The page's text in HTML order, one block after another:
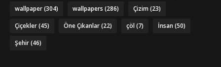
wallpaper(304) wallpapers (286) Çizim(23)
Çiçekler(45) Öne Çıkanlar(22) çöl(7) İnsan(50)
Şehir(46)